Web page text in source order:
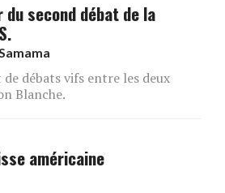
du second débat de la
débats vifs entre les deux
Blanche.
américaine